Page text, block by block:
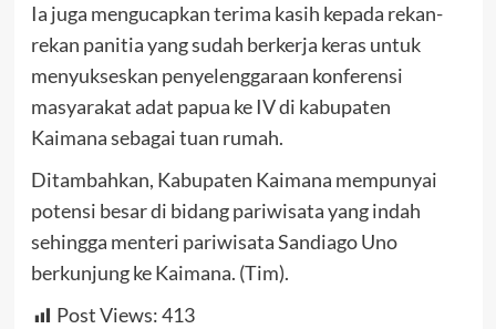
Ia juga mengucapkan terima kasih kepada rekan-
rekan panitia yang sudah berkerja keras untuk
menyukseskan penyelenggaraan konferensi
masyarakat adat papua ke IV di kabupaten
Kaimana sebagai tuan rumah.
Ditambahkan, Kabupaten Kaimana mempunyai
potensi besar di bidang pariwisata yang indah
sehingga menteri pariwisata Sandiago Uno
berkunjung ke Kaimana. (Tim).
Post Views:413